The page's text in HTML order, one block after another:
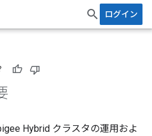
ログイン
Hybrid クラスタの運用およ